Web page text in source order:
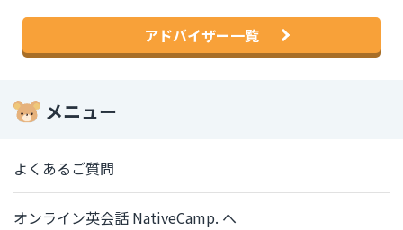
アドバイザー一覧
メニュー
よくあるご質問
オンライン英会話 NativeCamp. へ